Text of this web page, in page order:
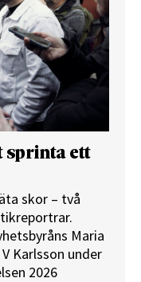
sprinta ett
skor – två
Maria
Karlsson under
2026